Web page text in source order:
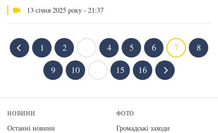
13 січня 2025 року - 21:37
1 2 4 5 6 7
8
9
10 15 16
НОВИНИ
Останні новини
ФОТО
Громадські заходи